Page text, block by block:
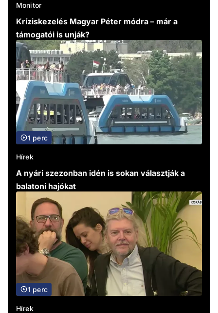
Monitor
Kríziskezelés Magyar Péter módra – már a
támogatói is unják?
1 perc
Hírek
A nyári szezonban idén is sokan választják a
balatoni hajókat
1 perc
Hírek